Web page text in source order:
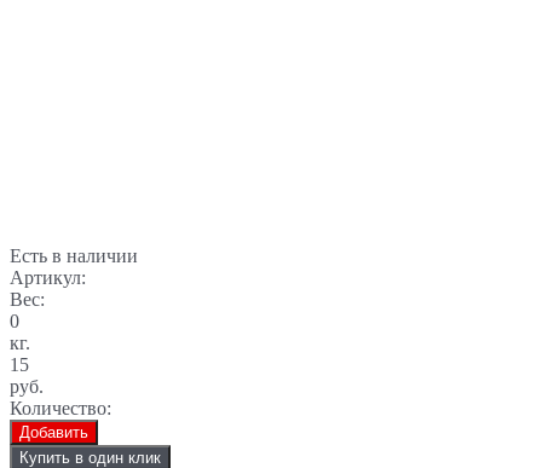
Есть в наличии
Артикул:
Вес:
0
кг.
15
руб.
Количество:
Добавить
Купить в один клик